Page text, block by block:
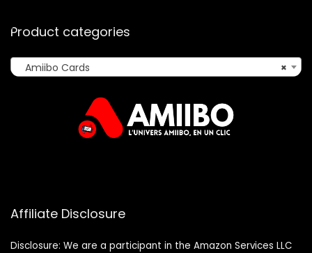
Product categories
×
Amiibo Cards
Affiliate Disclosure
Disclosure: We are a participant in the Amazon Services LLC